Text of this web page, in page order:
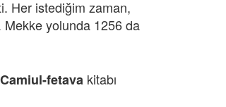
Her istediğim zaman,
Mekke yolunda 1256 da
Camiul-fetava kitabı